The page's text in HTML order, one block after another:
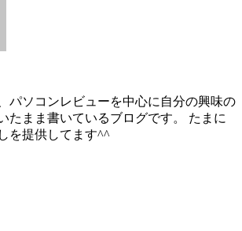
パソコンレビューを中心に自分の興味の
たまま書いているブログです。 たまに
を提供してます^^